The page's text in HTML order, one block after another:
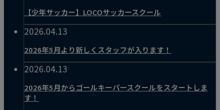
【少年サッカー】LOCOサッカースクール
2026.04.13
2026年5月より新しくスタッフが入ります！
2026.04.13
2026年5月からゴールキーパースクールをスタートしま
す！